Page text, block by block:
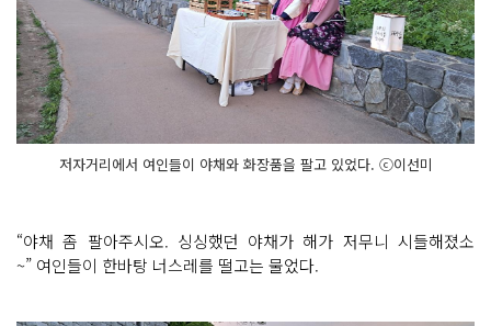
저자거리에서 여인들이 야채와 화장품을 팔고 있었다. ⓒ이선미
“야채 좀 팔아주시오. 싱싱했던 야채가 해가 저무니 시들해졌소
~” 여인들이 한바탕 너스레를 떨고는 물었다.